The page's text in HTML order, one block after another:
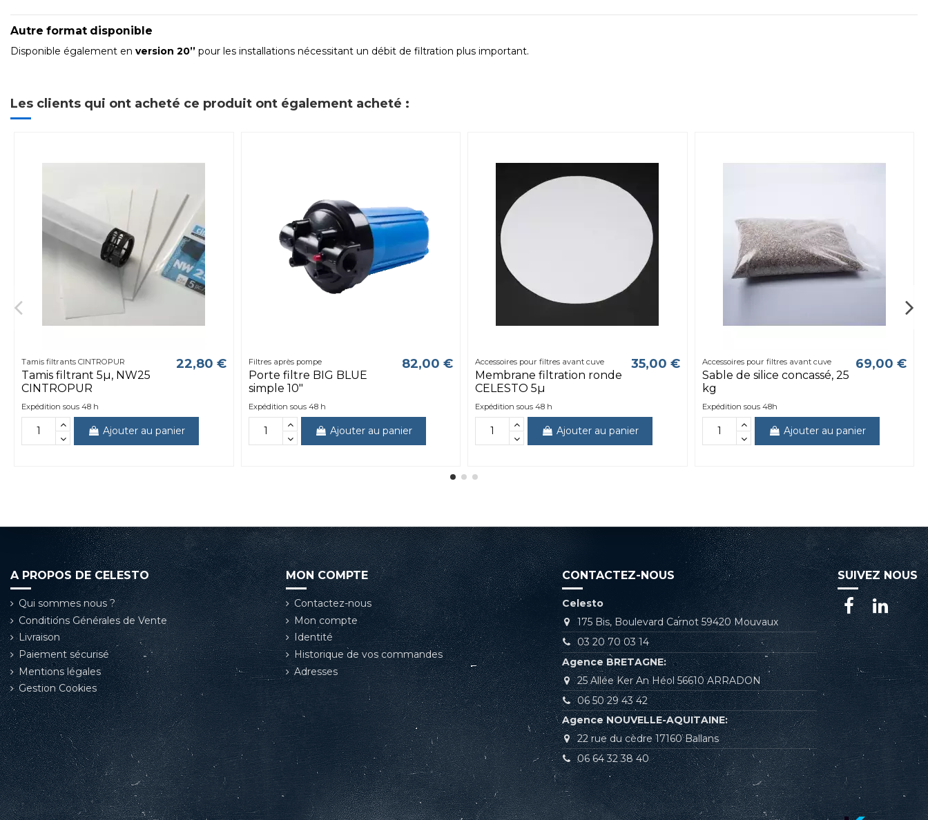
Autre format disponible
Disponible également en version 20’’ pour les installations nécessitant un débit de filtration plus important.
Les clients qui ont acheté ce produit ont également acheté :
Tamis filtrants CINTROPUR
Tamis filtrant 5µ, NW25
CINTROPUR
22,80 €
Expédition sous 48 h
Ajouter au panier
Filtres après pompe
Porte filtre BIG BLUE
simple 10"
82,00 €
Expédition sous 48 h
Ajouter au panier
Accessoires pour filtres avant cuve
Membrane filtration ronde
CELESTO 5µ
35,00 €
Expédition sous 48 h
Ajouter au panier
Accessoires pour filtres avant cuve
Sable de silice concassé, 25
kg
69,00 €
Expédition sous 48h
Ajouter au panier
A PROPOS DE CELESTO
Qui sommes nous ?
Conditions Générales de Vente
Livraison
Paiement sécurisé
Mentions légales
Gestion Cookies
MON COMPTE
Contactez-nous
Mon compte
Identité
Historique de vos commandes
Adresses
CONTACTEZ-NOUS
Celesto
175 Bis, Boulevard Carnot 59420 Mouvaux
03 20 70 03 14
Agence BRETAGNE:
25 Allée Ker An Héol 56610 ARRADON
06 50 29 43 42
Agence NOUVELLE-AQUITAINE:
22 rue du cèdre 17160 Ballans
06 64 32 38 40
SUIVEZ NOUS